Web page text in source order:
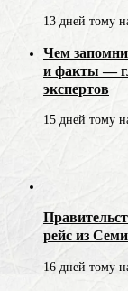
13 дней тому
Чем
и факты —
экспертов
15 дней тому
рейс из
16 дней тому